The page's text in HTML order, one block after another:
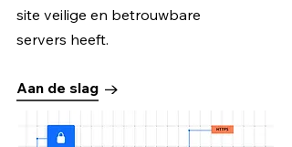
site veilige en betrouwbare
servers heeft.
Aan de slag